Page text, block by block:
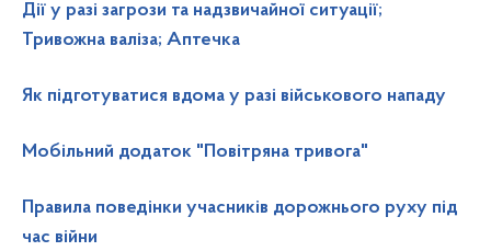
Дії у разі загрози та надзвичайної ситуації;
Тривожна валіза; Аптечка
Як підготуватися вдома у разі військового нападу
Мобільний додаток "Повітряна тривога"
Правила поведінки учасників дорожнього руху під
час війни